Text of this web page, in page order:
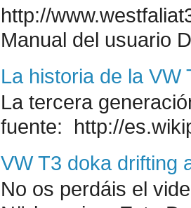
http://
Manual del usuario
La historia de la
La tercera
fuente: http://
VW T3 doka drifting
No os perdáis el